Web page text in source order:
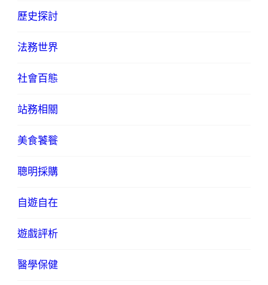
歷史探討
法務世界
社會百態
站務相關
美食饕餮
聰明採購
自遊自在
遊戲評析
醫學保健